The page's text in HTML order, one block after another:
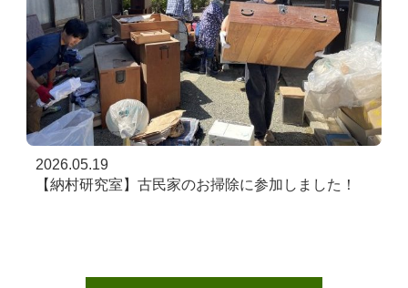
2026.05.19
【納村研究室】古民家のお掃除に参加しました！